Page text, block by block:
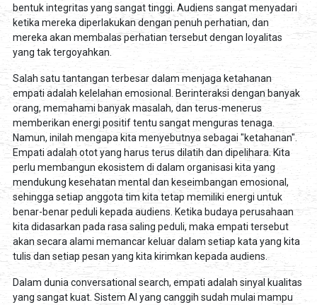
bentuk integritas yang sangat tinggi. Audiens sangat menyadari
ketika mereka diperlakukan dengan penuh perhatian, dan
mereka akan membalas perhatian tersebut dengan loyalitas
yang tak tergoyahkan.
Salah satu tantangan terbesar dalam menjaga ketahanan
empati adalah kelelahan emosional. Berinteraksi dengan banyak
orang, memahami banyak masalah, dan terus-menerus
memberikan energi positif tentu sangat menguras tenaga.
Namun, inilah mengapa kita menyebutnya sebagai "ketahanan".
Empati adalah otot yang harus terus dilatih dan dipelihara. Kita
perlu membangun ekosistem di dalam organisasi kita yang
mendukung kesehatan mental dan keseimbangan emosional,
sehingga setiap anggota tim kita tetap memiliki energi untuk
benar-benar peduli kepada audiens. Ketika budaya perusahaan
kita didasarkan pada rasa saling peduli, maka empati tersebut
akan secara alami memancar keluar dalam setiap kata yang kita
tulis dan setiap pesan yang kita kirimkan kepada audiens.
Dalam dunia conversational search, empati adalah sinyal kualitas
yang sangat kuat. Sistem AI yang canggih sudah mulai mampu